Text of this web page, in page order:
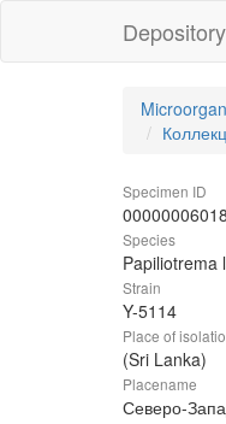
Specimen ID
Species
Papiliotrema
Strain
Y-5114
Place of
(Sri Lanka)
Placename
Северо-